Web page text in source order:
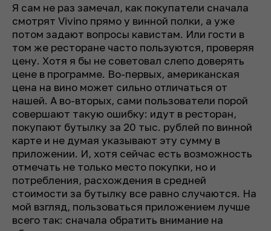
Я сам не раз замечал, как покупатели сначала
смотрят Vivino прямо у винной полки, а уже
потом задают вопросы кавистам. Или гости в
том же ресторане часто пользуются, проверяя
цену. Хотя я бы не советовал слепо доверять
цене в программе. Во-первых, американская
цена на вино может сильно отличаться от
нашей. А во-вторых, сами пользователи порой
совершают такую ошибку: идут в ресторан,
покупают бутылку за 20 тыс. рублей по винной
карте и не думая указывают эту сумму в
приложении. И, хотя сейчас есть возможность
отмечать не только место покупки, но и
потребления, расхождения в средней
стоимости за бутылку все равно случаются. На
мой взгляд, пользоваться приложением лучше
всего так: сначала обратить внимание на